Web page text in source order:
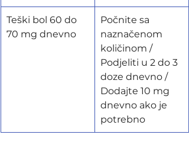
Teški bol 60 do
70 mg dnevno
Počnite sa
naznačenom
količinom /
Podjeliti u 2 do 3
doze dnevno /
Dodajte 10 mg
dnevno ako je
potrebno